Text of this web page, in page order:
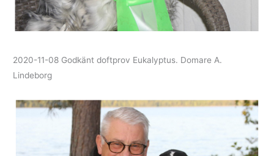
2020-11-08 Godkänt doftprov Eukalyptus. Domare A.
Lindeborg